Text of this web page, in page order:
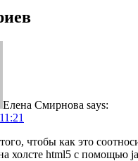
Елена Смирнова says:
чтобы как это
холсте html5 с помощью